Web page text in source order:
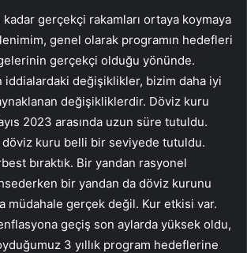
gerçekçi rakamları ortaya koymaya
genel olarak programın hedefleri
gerçekçi olduğu yönünde.
iddialardaki değişiklikler, bizim daha iyi
değişikliklerdir. Döviz kuru
2023 arasında uzun süre tutuldu.
döviz kuru belli bir seviyede tutuldu.
bıraktık. Bir yandan rasyonel
bir yandan da döviz kurunu
müdahale gerçek değil. Kur etkisi var.
geçiş son aylarda yüksek oldu,
3 yıllık program hedeflerine